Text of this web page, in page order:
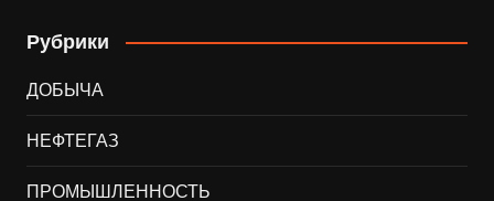
Рубрики
ДОБЫЧА
НЕФТЕГАЗ
ПРОМЫШЛЕННОСТЬ